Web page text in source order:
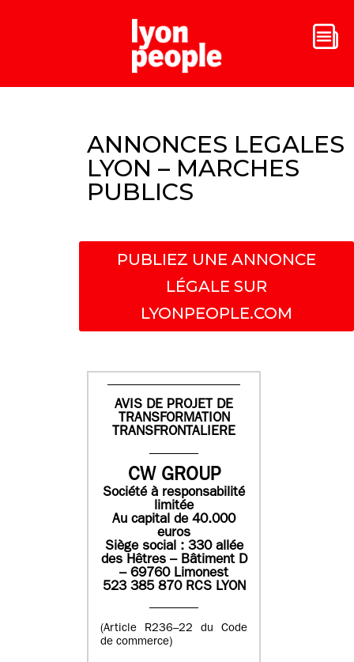
ANNONCES LEGALES
LYON – MARCHES
PUBLICS
PUBLIEZ UNE ANNONCE
LÉGALE SUR
LYONPEOPLE.COM
AVIS DE PROJET DE
TRANSFORMATION
TRANSFRONTALIERE
CW GROUP
Société à responsabilité
limitée
Au capital de 40.000
euros
Siège social : 330 allée
des Hêtres – Bâtiment D
– 69760 Limonest
523 385 870 RCS LYON
(Article R236–22 du Code
de commerce)